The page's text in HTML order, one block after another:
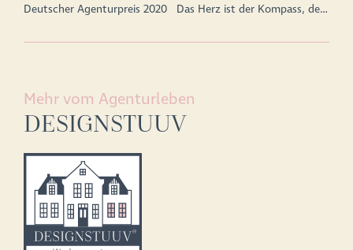
Deutscher Agenturpreis 2020 Das Herz ist der Kompass, der Verstand der Sextant.
Mehr vom Agenturleben
DESIGNSTUUV